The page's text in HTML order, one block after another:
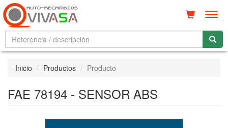
Inicio Productos Producto
FAE 78194 - SENSOR ABS